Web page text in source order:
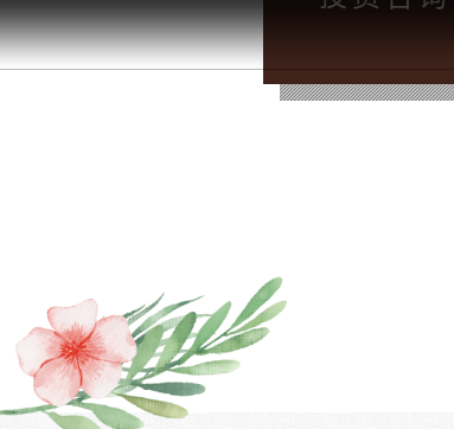
投资咨询